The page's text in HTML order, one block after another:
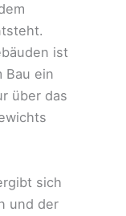
ist
Bau ein
über das
sich
und der